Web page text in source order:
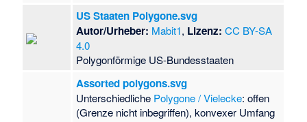
US Staaten Polygone.svg
Autor/Urheber: Mabit1, Lizenz: CC BY-SA
4.0
Polygonförmige US-Bundesstaaten
Assorted polygons.svg
Unterschiedliche Polygone / Vielecke: offen
(Grenze nicht inbegriffen), konvexer Umfang